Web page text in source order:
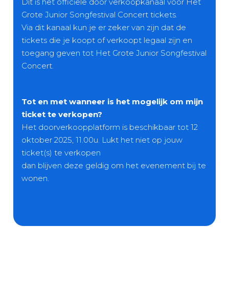
Grote Junior Songfestival Concert tickets.
Via dit kanaal kun je er zeker van zijn dat de
tickets die je koopt of verkoopt legaal zijn en
toegang geven tot Het Grote Junior Songfestival
Concert.
Tot en met wanneer is het mogelijk om mijn
ticket te verkopen?
Het doorverkoopplatform is beschikbaar tot 12
oktober 2025, 11.00u. Lukt het niet op jouw
ticket(s) te verkopen
dan blijven deze geldig om het evenement bij te
wonen.